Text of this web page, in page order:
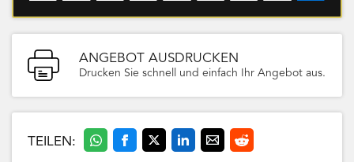
ANGEBOT AUSDRUCKEN
Drucken Sie schnell und einfach Ihr Angebot aus.
TEILEN: